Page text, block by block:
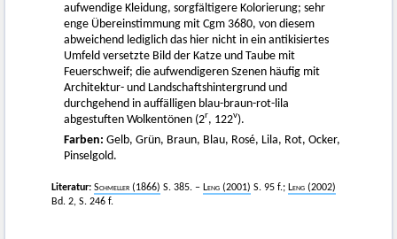
aufwendige Kleidung, sorgfältigere Kolorierung; sehr
enge Übereinstimmung mit Cgm 3680, von diesem
abweichend lediglich das hier nicht in ein antikisiertes
Umfeld versetzte Bild der Katze und Taube mit
Feuerschweif; die aufwendigeren Szenen häufig mit
Architektur- und Landschaftshintergrund und
durchgehend in auffälligen blau-braun-rot-lila
abgestuften Wolkentönen (2r, 122v).
Farben: Gelb, Grün, Braun, Blau, Rosé, Lila, Rot, Ocker,
Pinselgold.
Literatur: Schmeller (1866) S. 385. – Leng (2001) S. 95 f.; Leng (2002)
Bd. 2, S. 246 f.